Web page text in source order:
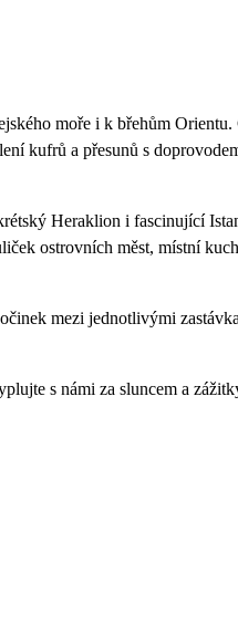
moře i k břehům Orientu.
kufrů a přesunů s
Heraklion i fascinující
ostrovních měst, místní
mezi jednotlivými
s námi za sluncem a